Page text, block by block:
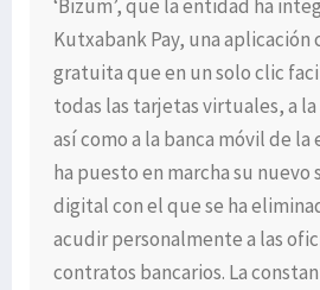
‘Bizum’, que la entidad ha
Kutxabank Pay, una
gratuita que en un solo clic
todas las tarjetas virtuales, a la
así como a la banca móvil de
ha puesto en marcha su nuevo
digital con el que se ha
acudir personalmente a las
contratos bancarios. La